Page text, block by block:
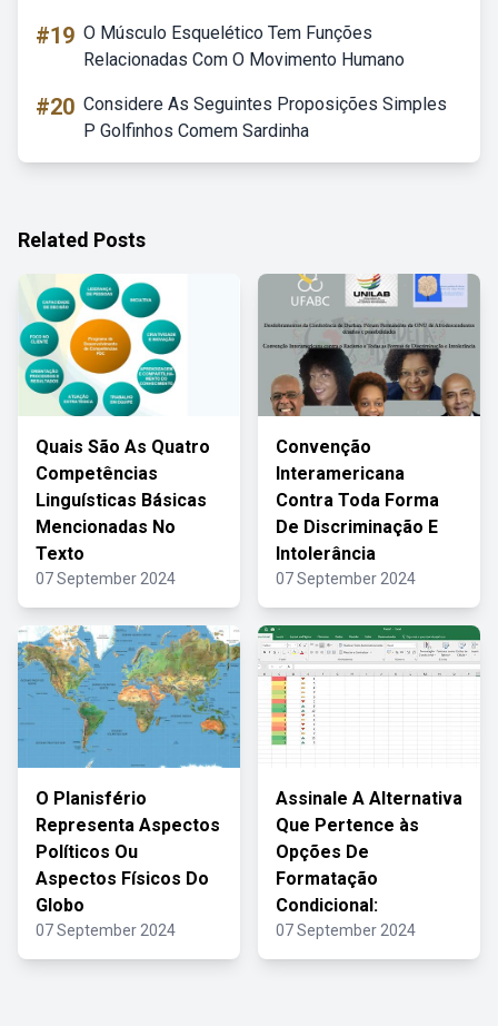
#19 O Músculo Esquelético Tem Funções
Relacionadas Com O Movimento Humano
#20 Considere As Seguintes Proposições Simples
P Golfinhos Comem Sardinha
Related Posts
Quais São As Quatro
Competências
Linguísticas Básicas
Mencionadas No
Texto
07 September 2024
Convenção
Interamericana
Contra Toda Forma
De Discriminação E
Intolerância
07 September 2024
O Planisfério
Representa Aspectos
Políticos Ou
Aspectos Físicos Do
Globo
07 September 2024
Assinale A Alternativa
Que Pertence às
Opções De
Formatação
Condicional:
07 September 2024